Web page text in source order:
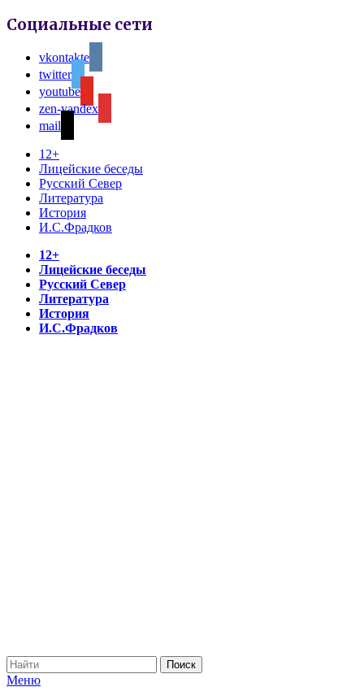
Социальные сети
vkontakte
twitter
youtube
zen-yandex
mail
12+
Лицейские беседы
Русский Север
Литература
История
И.С.Фрадков
12+
Лицейские беседы
Русский Север
Литература
История
И.С.Фрадков
Меню